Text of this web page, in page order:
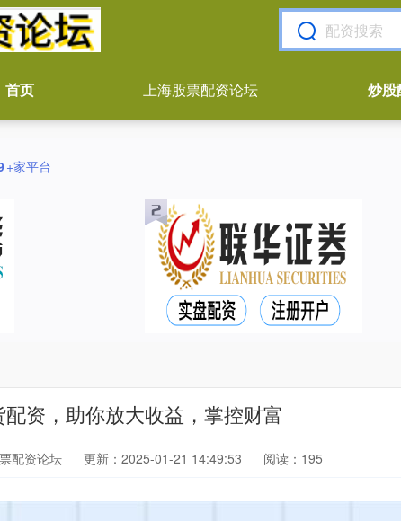
首页 上海股票配资论坛 炒股
+家平台
资，助你放大收益，掌控财富
配资论坛 更新：2025-01-21 14:49:53 阅读：195